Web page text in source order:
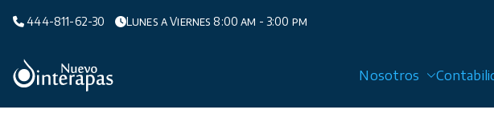
444-811-62-30 Lunes a Viernes 8:00 am - 3:00 pm
Organismo Operador de Agua Potable, Alcantarillado y
Nosotros